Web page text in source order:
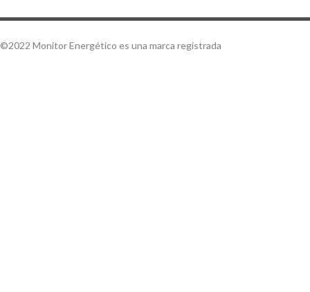
©2022 Monitor Energético es una marca registrada